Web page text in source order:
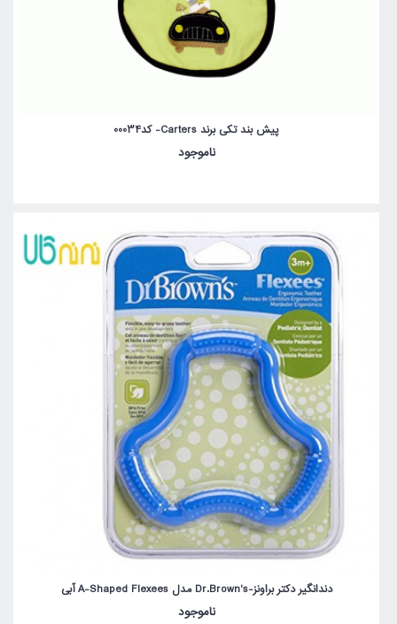
پیش بند تکی برند Carters- کد00034
ناموجود
دندانگیر دکتر براونز-Dr.Brown's مدل A-Shaped Flexees آبی
ناموجود